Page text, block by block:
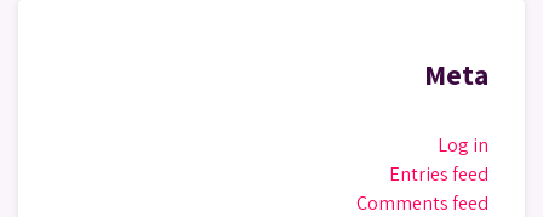
Meta
Log in
Entries feed
Comments feed